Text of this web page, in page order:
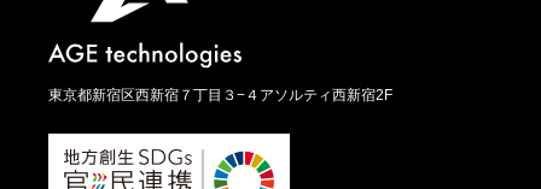
東京都新宿区西新宿７丁目３−４アソルティ西新宿2F